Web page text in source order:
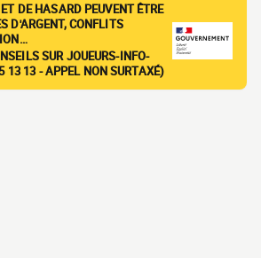
DE HASARD PEUVENT ÊTRE
D'ARGENT, CONFLITS
SUR JOUEURS-INFO-
13 13 - APPEL NON SURTAXÉ)